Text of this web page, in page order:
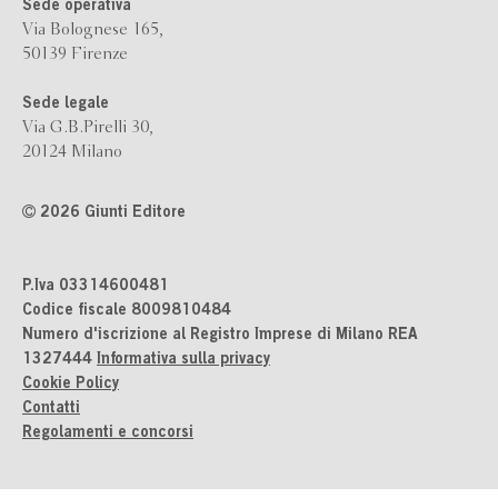
Sede operativa
Via Bolognese 165,
50139 Firenze
Sede legale
Via G.B.Pirelli 30,
20124 Milano
2026 Giunti Editore
P.Iva 03314600481
Codice fiscale 8009810484
Numero d'iscrizione al Registro Imprese di Milano REA
1327444 Informativa sulla privacy
Cookie Policy
Contatti
Regolamenti e concorsi